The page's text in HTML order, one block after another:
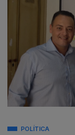
POLÍTICA